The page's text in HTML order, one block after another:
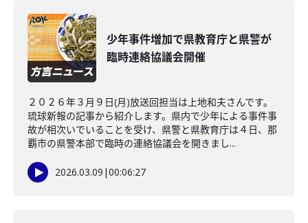
少年事件増加で県教育庁と県警が
臨時連絡協議会開催
２０２６年３月９日(月)放送回担当は上地和夫さんです。
琉球新報の記事から紹介します。県内で少年による事件事
故が相次いでいることを受け、県警と県教育庁は４日、那
覇市の県警本部で臨時の連絡協議会を開きまし...
2026.03.09 |00:06:27